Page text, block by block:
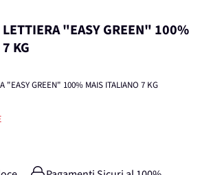
LETTIERA "EASY GREEN" 100%
KG
"EASY GREEN" 100% MAIS ITALIANO 7 KG